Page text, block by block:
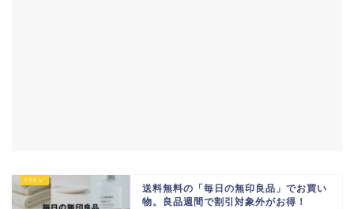
送料無料の「毎日の無印良品」でお買い
物。良品週間で割引対象外がお得！